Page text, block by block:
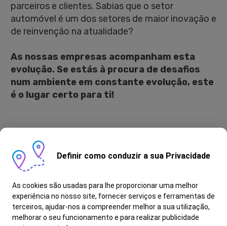
parceiros e clientes. Sabias que o setor
automóvel é um dos setores de maior inovação e
de reinvenção na atualidade?
As nossas empresas acompanham esta
evolução. Se estás à procura de desafios
num ambiente em constante evolução, este
é o lugar certo para ti!
-Desenvolver e executar estratégias de social
media para diferentes marcas e objetivos de
negócio;
-Identificar, negociar e gerir parcerias com
influenciadores e criadores de conteúdo;
-Criar planos de conteúdo criativos e alinhados
Definir como conduzir a sua Privacidade
As cookies são usadas para lhe proporcionar uma melhor
experiência no nosso site, fornecer serviços e ferramentas de
terceiros, ajudar-nos a compreender melhor a sua utilização,
melhorar o seu funcionamento e para realizar publicidade